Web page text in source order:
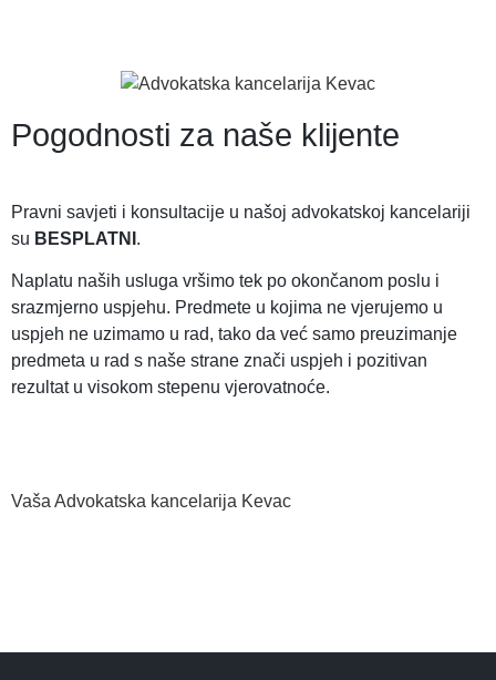
Pogodnosti za naše klijente
Pravni savjeti i konsultacije u našoj advokatskoj kancelariji
su BESPLATNI .
Naplatu naših usluga vršimo tek po okončanom poslu i
srazmjerno uspjehu. Predmete u kojima ne vjerujemo u
uspjeh ne uzimamo u rad, tako da već samo preuzimanje
predmeta u rad s naše strane znači uspjeh i pozitivan
rezultat u visokom stepenu vjerovatnoće.
Vaša Advokatska kancelarija Kevac